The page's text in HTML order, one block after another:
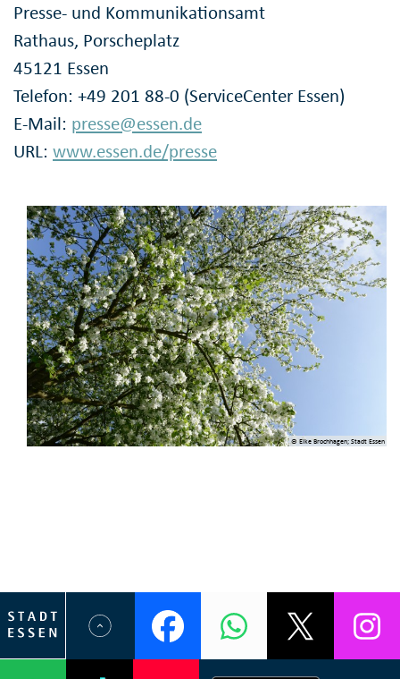
Presse- und Kommunikationsamt
Rathaus, Porscheplatz
45121 Essen
Telefon: +49 201 88-0 (ServiceCenter Essen)
E-Mail: presse@essen.de
URL: www.essen.de/presse
© Elke Brochhagen; Stadt Essen